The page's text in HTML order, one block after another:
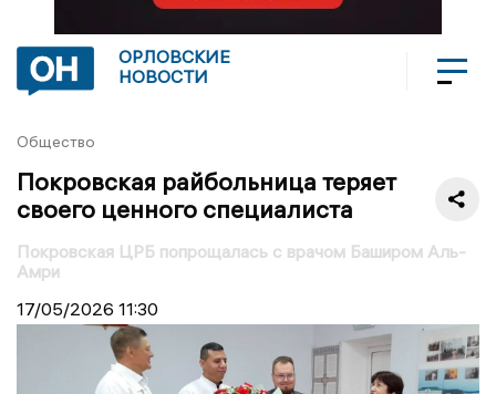
ОРЛОВСКИЕ
НОВОСТИ
Общество
Покровская райбольница теряет
своего ценного специалиста
Покровская ЦРБ попрощалась с врачом Баширом Аль-
Амри
17/05/2026 11:30